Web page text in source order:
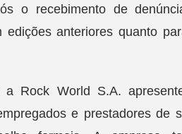
o recebimento de
edições anteriores quanto
a Rock World S.A.
e prestadores de